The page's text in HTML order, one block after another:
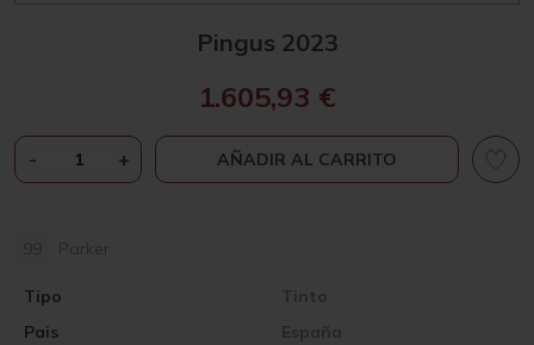
Pingus 2023
Parker
Pais España
Tipo Tinto
1.605,93 €
-PINGUS
2023
+ AÑADIR AL CARRITO